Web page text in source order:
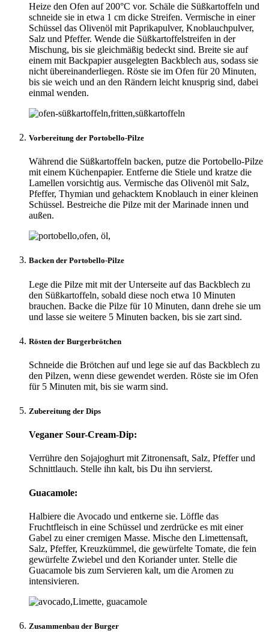
Heize den Ofen auf 200°C vor. Schäle die Süßkartoffeln und
schneide sie in etwa 1 cm dicke Streifen. Vermische in einer
Schüssel das Olivenöl mit Paprikapulver, Knoblauchpulver,
Salz und Pfeffer. Wende die Süßkartoffelstreifen in der
Mischung, bis sie gleichmäßig bedeckt sind. Breite sie auf
einem mit Backpapier ausgelegten Backblech aus, sodass sie
nicht übereinanderliegen. Röste sie im Ofen für 20 Minuten,
bis sie weich und an den Rändern leicht knusprig sind, dabei
einmal wenden.
Vorbereitung der Portobello-Pilze
Während die Süßkartoffeln backen, putze die Portobello-Pilze
mit einem Küchenpapier. Entferne die Stiele und kratze die
Lamellen vorsichtig aus. Vermische das Olivenöl mit Salz,
Pfeffer, Thymian und gehacktem Knoblauch in einer kleinen
Schüssel. Bestreiche die Pilze mit der Marinade innen und
außen.
Backen der Portobello-Pilze
Lege die Pilze mit mit der Unterseite auf das Backblech zu
den Süßkartoffeln, sobald diese noch etwa 10 Minuten
brauchen. Backe die Pilze für 10 Minuten, dann drehe sie um
und lasse sie weitere 5 Minuten backen, bis sie zart sind.
Rösten der Burgerbrötchen
Schneide die Brötchen auf und lege sie auf das Backblech zu
den Pilzen, wenn diese gewendet werden. Röste sie im Ofen
für 5 Minuten mit, bis sie warm sind.
Zubereitung der Dips
Veganer Sour-Cream-Dip:
Verrühre den Sojajoghurt mit Zitronensaft, Salz, Pfeffer und
Schnittlauch. Stelle ihn kalt, bis Du ihn servierst.
Guacamole:
Halbiere die Avocado und entkerne sie. Löffle das
Fruchtfleisch in eine Schüssel und zerdrücke es mit einer
Gabel zu einer cremigen Masse. Mische den Limettensaft,
Salz, Pfeffer, Kreuzkümmel, die gewürfelte Tomate, die fein
gewürfelte Zwiebel und den Koriander unter. Stelle die
Guacamole bis zum Servieren kalt, um die Aromen zu
intensivieren.
Zusammenbau der Burger